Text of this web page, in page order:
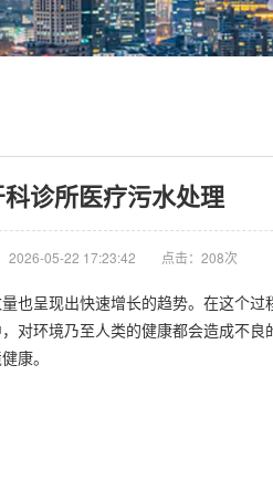
诊所医疗污水处理
2026-05-22 17:23:42 点击：208次
呈现出快速增长的趋势。在这个过
对环境乃至人类的健康都会造成不
康。